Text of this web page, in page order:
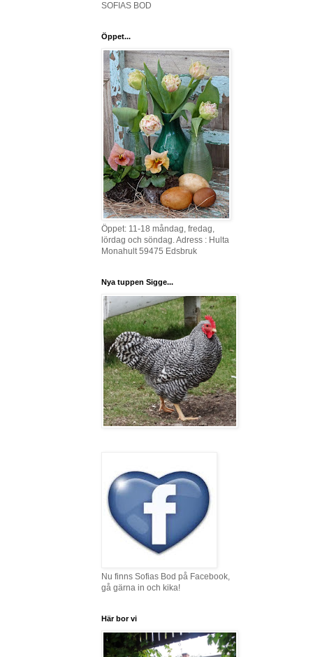
SOFIAS BOD
Öppet...
Öppet: 11-18 måndag, fredag,
lördag och söndag. Adress : Hulta
Monahult 59475 Edsbruk
Nya tuppen Sigge...
Nu finns Sofias Bod på Facebook,
gå gärna in och kika!
Här bor vi